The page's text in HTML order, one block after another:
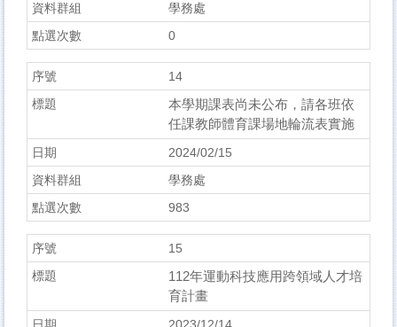
學務處
0
14
本學期課表尚未公布，請各班依
任課教師體育課場地輪流表實施
2024/02/15
學務處
983
15
112年運動科技應用跨領域人才培
育計畫